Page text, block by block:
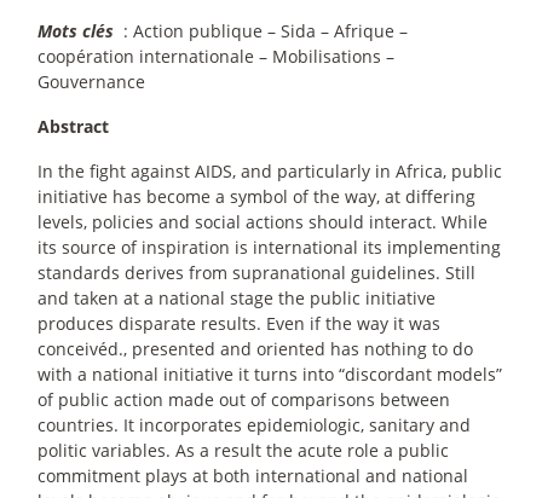
Mots clés : Action publique – Sida – Afrique –
coopération internationale – Mobilisations –
Gouvernance
Abstract
In the fight against AIDS, and particularly in Africa, public
initiative has become a symbol of the way, at differing
levels, policies and social actions should interact. While
its source of inspiration is international its implementing
standards derives from supranational guidelines. Still
and taken at a national stage the public initiative
produces disparate results. Even if the way it was
conceivéd., presented and oriented has nothing to do
with a national initiative it turns into “discordant models”
of public action made out of comparisons between
countries. It incorporates epidemiologic, sanitary and
politic variables. As a result the acute role a public
commitment plays at both international and national